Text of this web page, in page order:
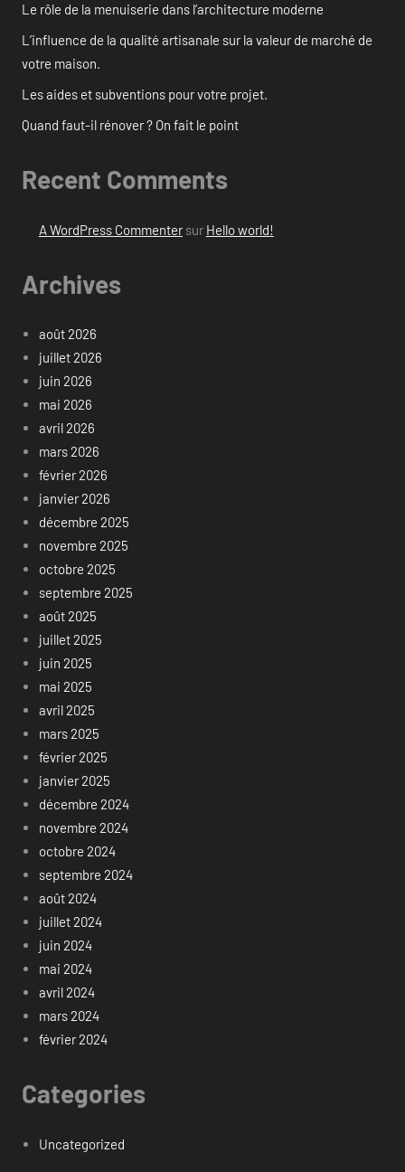
Le rôle de la menuiserie dans l’architecture moderne
L’influence de la qualité artisanale sur la valeur de marché de
votre maison.
Les aides et subventions pour votre projet.
Quand faut-il rénover ? On fait le point
Recent Comments
A WordPress Commentersur Hello world!
Archives
août 2026
juillet 2026
juin 2026
mai 2026
avril 2026
mars 2026
février 2026
janvier 2026
décembre 2025
novembre 2025
octobre 2025
septembre 2025
août 2025
juillet 2025
juin 2025
mai 2025
avril 2025
mars 2025
février 2025
janvier 2025
décembre 2024
novembre 2024
octobre 2024
septembre 2024
août 2024
juillet 2024
juin 2024
mai 2024
avril 2024
mars 2024
février 2024
Categories
Uncategorized